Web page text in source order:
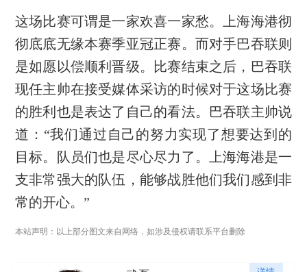
这场比赛可谓是一家欢喜一家愁。上海海港彻
彻底底无缘本赛季亚冠正赛。而对手巴吞联则
是如愿以偿顺利晋级。比赛结束之后，巴吞联
现任主帅在接受媒体采访的时候对于这场比赛
的胜利也是表达了自己的看法。巴吞联主帅说
道：“我们通过自己的努力实现了想要达到的
目标。队员们也是尽心尽力了。上海海港是一
支非常强大的队伍，能够战胜他们我们感到非
常的开心。”
本站声明：以上部分图文来自网络，如涉及侵权请联系平台删除